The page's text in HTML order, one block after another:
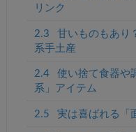
リンク
2.3
甘いものもあり
系手土産
2.4
使い捨て食器や
系」アイテム
2.5 実は喜ばれる「